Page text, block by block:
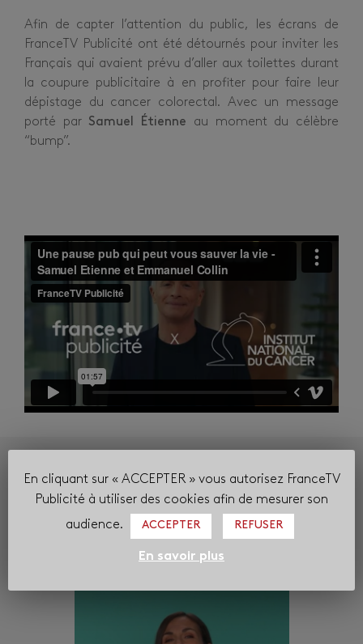
Afin de capter l’attention du public, les écrans de
FranceTV Publicité ont été détournés pour inviter les
Français qui avaient prévu d’aller aux toilettes durant
la coupure publicitaire à en profiter pour faire leur
dépistage du cancer colorectal. Avec un message
porté par Samuel Étienne au moment du célèbre
“bump”.
Engagement Récompense Responsabilité
Dans la même catégorie
En cliquant sur « ACCEPTER » vous autorisez FranceTV
Publicité à utiliser des cookies afin de mesurer son
audience.
ACCEPTER REFUSER
En savoir plus